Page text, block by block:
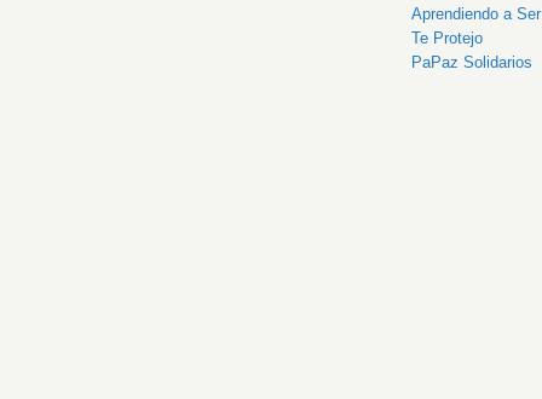
Aprendiendo a
Te Protejo
PaPaz Solidarios